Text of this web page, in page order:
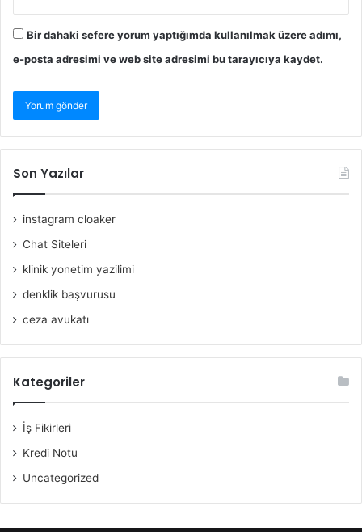
Bir dahaki sefere yorum yaptığımda kullanılmak üzere adımı,
e-posta adresimi ve web site adresimi bu tarayıcıya kaydet.
Son Yazılar
instagram cloaker
Chat Siteleri
klinik yonetim yazilimi
denklik başvurusu
ceza avukatı
Kategoriler
İş Fikirleri
Kredi Notu
Uncategorized